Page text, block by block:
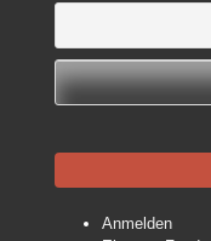
Anmelden